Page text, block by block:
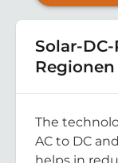
Solar-
The
AC to DC